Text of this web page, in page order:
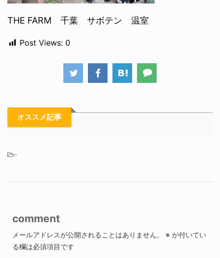
THE FARM 千葉 サボテン 温室
Post Views: 0
オススメ記事
-
comment
メールアドレスが公開されることはありません。 ※ が付いてい
る欄は必須項目です